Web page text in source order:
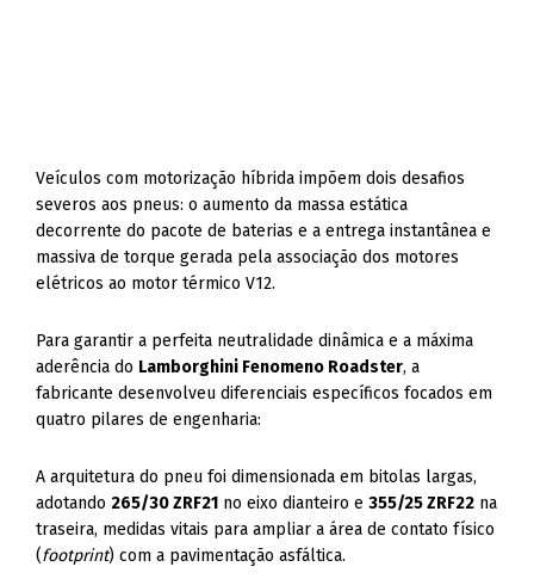
Veículos com motorização híbrida impõem dois desafios
severos aos pneus: o aumento da massa estática
decorrente do pacote de baterias e a entrega instantânea e
massiva de torque gerada pela associação dos motores
elétricos ao motor térmico V12.
Para garantir a perfeita neutralidade dinâmica e a máxima
aderência do Lamborghini Fenomeno Roadster, a
fabricante desenvolveu diferenciais específicos focados em
quatro pilares de engenharia:
A arquitetura do pneu foi dimensionada em bitolas largas,
adotando265/30 ZRF21 no eixo dianteiro e355/25 ZRF22 na
traseira, medidas vitais para ampliar a área de contato físico
(footprint) com a pavimentação asfáltica.